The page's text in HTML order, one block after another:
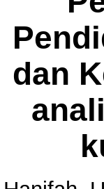
dan